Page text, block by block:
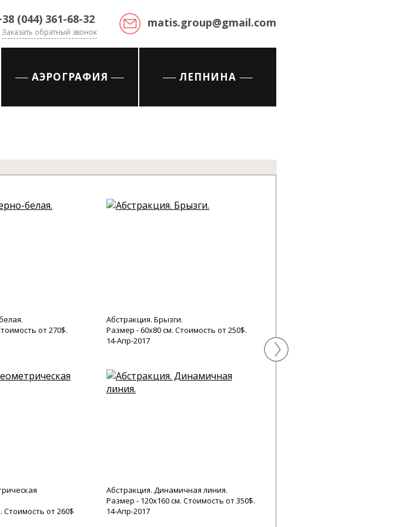
matis.group@gmail.com
(044) 361-68-32
Заказать обратный звонок
АЭРОГРАФИЯ ЛЕПНИНА
от 270$.
Абстракция. Брызги.
Размер - 60х80 см. Стоимость от 250$.
14-Апр-2017
Стоимость от 260$
Абстракция. Динамичная линия.
Размер - 120х160 см. Стоимость от 350$.
14-Апр-2017